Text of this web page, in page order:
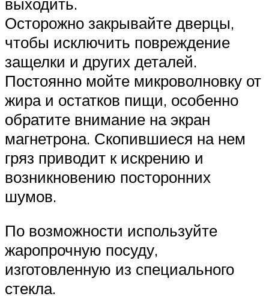
Осторожно закрывайте дверцы,
чтобы исключить повреждение
защелки и других деталей.
Постоянно мойте микроволновку от
жира и остатков пищи, особенно
обратите внимание на экран
магнетрона. Скопившиеся на нем
гряз приводит к искрению и
возникновению посторонних
шумов.
По возможности используйте
жаропрочную посуду,
изготовленную из специального
стекла.